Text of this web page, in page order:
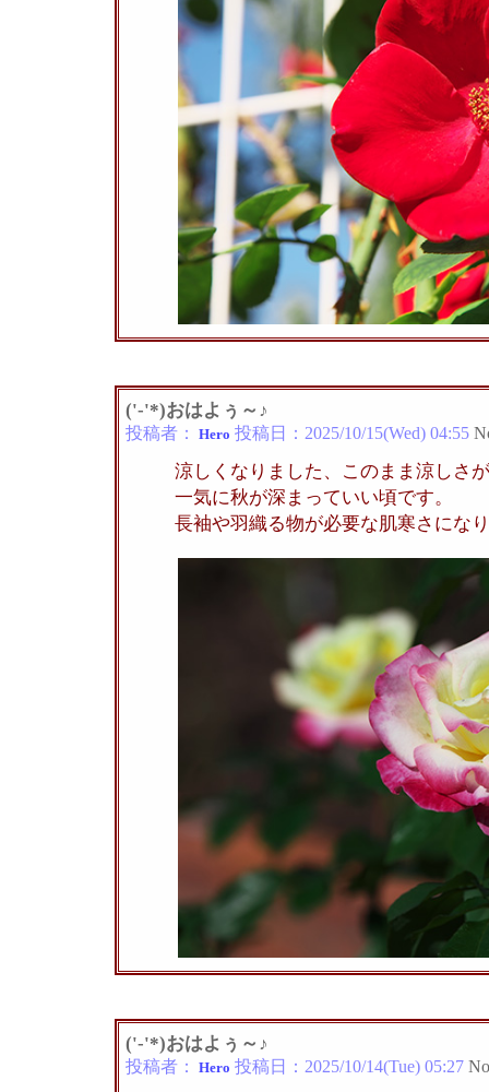
('-'*)おはよぅ～♪
投稿者： Hero 投稿日： 2025/10/15(Wed) 04:55
涼しくなりました、このまま涼しさ
一気に秋が深まっていい頃です。
長袖や羽織る物が必要な肌寒さにな
('-'*)おはよぅ～♪
投稿者： Hero 投稿日： 2025/10/14(Tue) 05:27